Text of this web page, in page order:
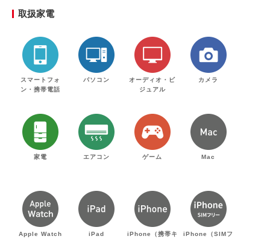
取扱家電
スマートフォ
ン・携帯電話
パソコン
オーディオ・ビ
ジュアル
カメラ
家電 エアコン ゲーム Mac
Apple Watch iPad
iPhone（携帯キ
iPhone（SIMフ